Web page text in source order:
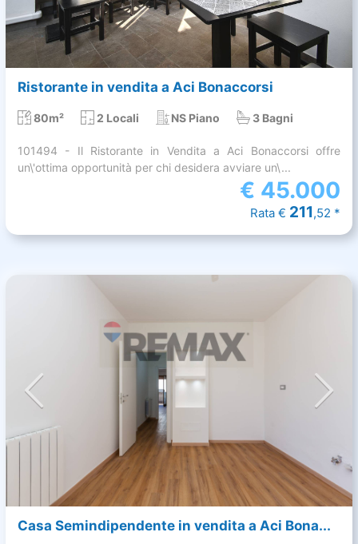
Ristorante in vendita a Aci Bonaccorsi
80m² 2 Locali NS Piano 3 Bagni
101494 - Il Ristorante in Vendita a Aci Bonaccorsi offre
un\'ottima opportunità per chi desidera avviare un\...
€ 45.000
Rata € 211,52 *
Casa Semindipendente in vendita a Aci Bona...